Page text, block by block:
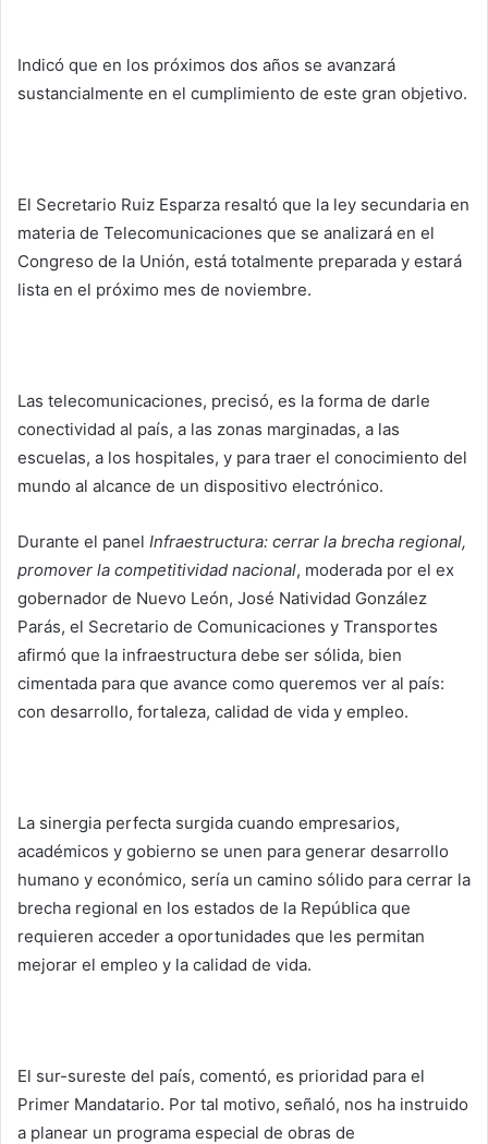
Indicó que en los próximos dos años se avanzará
sustancialmente en el cumplimiento de este gran objetivo.
El Secretario Ruiz Esparza resaltó que la ley secundaria en
materia de Telecomunicaciones que se analizará en el
Congreso de la Unión, está totalmente preparada y estará
lista en el próximo mes de noviembre.
Las telecomunicaciones, precisó, es la forma de darle
conectividad al país, a las zonas marginadas, a las
escuelas, a los hospitales, y para traer el conocimiento del
mundo al alcance de un dispositivo electrónico.
Durante el panel Infraestructura: cerrar la brecha regional,
promover la competitividad nacional, moderada por el ex
gobernador de Nuevo León, José Natividad González
Parás, el Secretario de Comunicaciones y Transportes
afirmó que la infraestructura debe ser sólida, bien
cimentada para que avance como queremos ver al país:
con desarrollo, fortaleza, calidad de vida y empleo.
La sinergia perfecta surgida cuando empresarios,
académicos y gobierno se unen para generar desarrollo
humano y económico, sería un camino sólido para cerrar la
brecha regional en los estados de la República que
requieren acceder a oportunidades que les permitan
mejorar el empleo y la calidad de vida.
El sur-sureste del país, comentó, es prioridad para el
Primer Mandatario. Por tal motivo, señaló, nos ha instruido
a planear un programa especial de obras de